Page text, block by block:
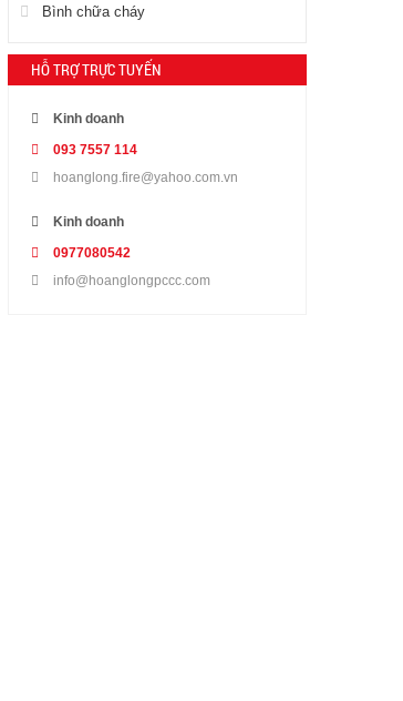
Bình chữa cháy
HỖ TRỢ TRỰC TUYẾN
Kinh doanh
093 7557 114
hoanglong.fire@yahoo.com.vn
Kinh doanh
0977080542
info@hoanglongpccc.com